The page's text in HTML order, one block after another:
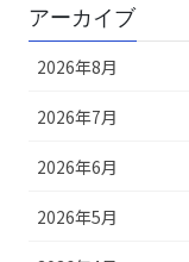
アーカイブ
2026年8月
2026年7月
2026年6月
2026年5月